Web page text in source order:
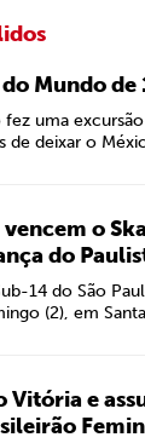
Mundo de
fez uma
de deixar o
o
do
14 do São
(2), em
e